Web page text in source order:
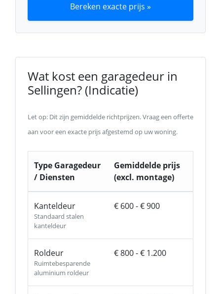
Bereken exacte prijs »
Wat kost een garagedeur in
Sellingen? (Indicatie)
Let op: Dit zijn gemiddelde richtprijzen. Vraag een offerte
aan voor een exacte prijs afgestemd op uw woning.
Type Garagedeur
/ Diensten
Gemiddelde prijs
(excl. montage)
Kanteldeur
Standaard stalen
kanteldeur
€ 600 - € 900
Roldeur
Ruimtebesparende
aluminium roldeur
€ 800 - € 1.200